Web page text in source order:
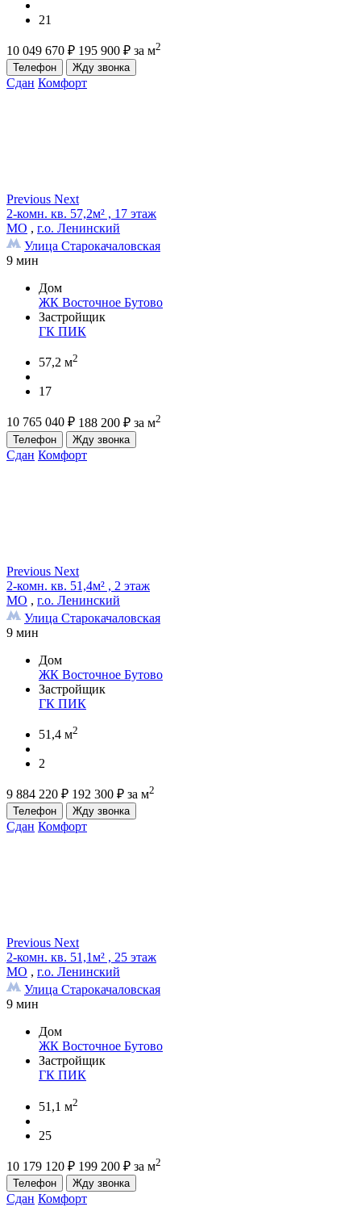
21
10 049 670 ₽ 195 900 ₽ за м2
Телефон
Жду звонка
Сдан Комфорт
Previous Next
2-комн. кв. 57,2м² , 17 этаж
МО , г.о. Ленинский
Улица Старокачаловская
9 мин
Дом
ЖК Восточное Бутово
Застройщик
ГК ПИК
57,2 м2
17
10 765 040 ₽ 188 200 ₽ за м2
Телефон
Жду звонка
Сдан Комфорт
Previous Next
2-комн. кв. 51,4м² , 2 этаж
МО , г.о. Ленинский
Улица Старокачаловская
9 мин
Дом
ЖК Восточное Бутово
Застройщик
ГК ПИК
51,4 м2
2
9 884 220 ₽ 192 300 ₽ за м2
Телефон
Жду звонка
Сдан Комфорт
Previous Next
2-комн. кв. 51,1м² , 25 этаж
МО , г.о. Ленинский
Улица Старокачаловская
9 мин
Дом
ЖК Восточное Бутово
Застройщик
ГК ПИК
51,1 м2
25
10 179 120 ₽ 199 200 ₽ за м2
Телефон
Жду звонка
Сдан Комфорт